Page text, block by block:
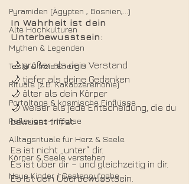
Pyramiden (Ägypten , Bosnien,...)
Alte Hochkulturen
Mythen & Legenden
Tesla & freie Energie
Rituale (z.B. Kakaozeremonie)
Portaltage & kosmische Einflüsse
Reflexions-Impulse
Alltagsrituale für Herz & Seele
Körper & Seele verstehen
Neue Kinder / Seelenaufgabe
In Wahrheit ist dein
Unterbewusstsein:
🌙 größer als dein Verstand
🌙 tiefer als deine Gedanken
🌙 älter als dein Körper
🌙 weiser als jede Entscheidung, die du
bewusst triffst
Es ist nicht „unter“ dir.
Es ist über dir – und gleichzeitig in dir.
Es ist dein Überbewusstsein.